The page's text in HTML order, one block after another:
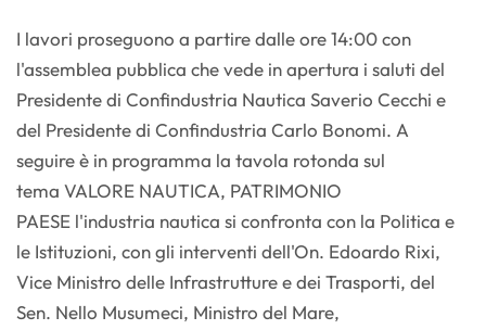
I lavori proseguono a partire dalle ore 14:00 con
l'assemblea pubblica che vede in apertura i saluti del
Presidente di Confindustria Nautica Saverio Cecchi e
del Presidente di Confindustria Carlo Bonomi. A
seguire è in programma la tavola rotonda sul
tema VALORE NAUTICA, PATRIMONIO
PAESE l'industria nautica si confronta con la Politica e
le Istituzioni, con gli interventi dell'On. Edoardo Rixi,
Vice Ministro delle Infrastrutture e dei Trasporti, del
Sen. Nello Musumeci, Ministro del Mare,